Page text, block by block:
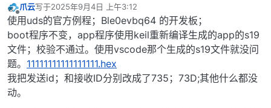
离线
爪云写于2025年9月4日 上午3:12
最后由 编辑
使用uds的官方例程；Ble0evbq64 的开发板；
boot程序不变，app程序使用keil重新编译生成的app的s19
文件；校验不通过。使用vscode那个生成的s19文件就没问
题。 11111111111111111.hex
我把发送id；和接收ID分别改成了735；73D;其他什么都没
动。